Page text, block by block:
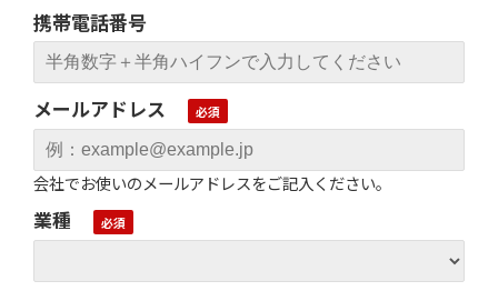
携帯電話番号
メールアドレス
会社でお使いのメールアドレスをご記入ください。
業種